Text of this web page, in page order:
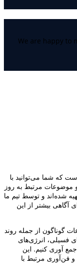
We are happy to
که شما می‌توانید با
موضوعات مرتبط به روز
شده‌اند و توسط تیم ما
بیشتر از این
گوناگون از جمله روند
فسیلی، انرژی‌های
آوری کنیم. این
فن‌آوری مرتبط با